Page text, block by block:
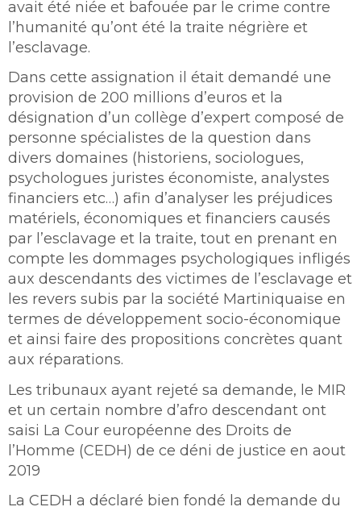
avait été niée et bafouée par le crime contre
l’humanité qu’ont été la traite négrière et
l’esclavage.
Dans cette assignation il était demandé une
provision de 200 millions d’euros et la
désignation d’un collège d’expert composé de
personne spécialistes de la question dans
divers domaines (historiens, sociologues,
psychologues juristes économiste, analystes
financiers etc…) afin d’analyser les préjudices
matériels, économiques et financiers causés
par l’esclavage et la traite, tout en prenant en
compte les dommages psychologiques infligés
aux descendants des victimes de l’esclavage et
les revers subis par la société Martiniquaise en
termes de développement socio-économique
et ainsi faire des propositions concrètes quant
aux réparations.
Les tribunaux ayant rejeté sa demande, le MIR
et un certain nombre d’afro descendant ont
saisi La Cour européenne des Droits de
l’Homme (CEDH) de ce déni de justice en aout
2019
La CEDH a déclaré bien fondé la demande du